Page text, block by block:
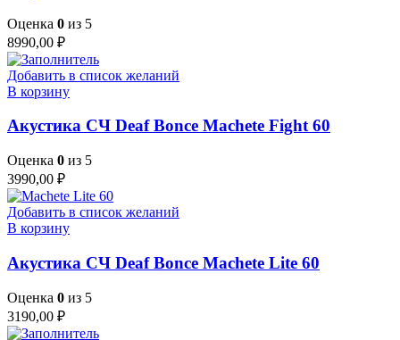
Оценка 0 из 5
8990,00 ₽
Добавить в список желаний
В корзину
Акустика СЧ Deaf Bonce Machete Fight 60
Оценка 0 из 5
3990,00 ₽
Добавить в список желаний
В корзину
Акустика СЧ Deaf Bonce Machete Lite 60
Оценка 0 из 5
3190,00 ₽